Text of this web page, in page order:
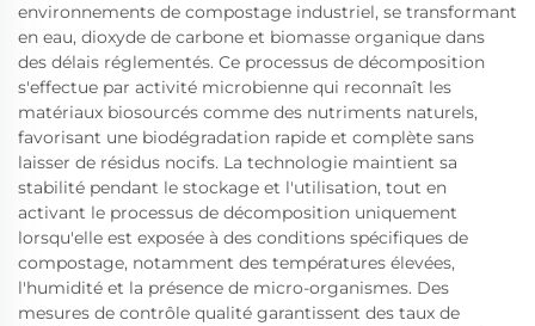
environnements de compostage industriel, se transformant
en eau, dioxyde de carbone et biomasse organique dans
des délais réglementés. Ce processus de décomposition
s'effectue par activité microbienne qui reconnaît les
matériaux biosourcés comme des nutriments naturels,
favorisant une biodégradation rapide et complète sans
laisser de résidus nocifs. La technologie maintient sa
stabilité pendant le stockage et l'utilisation, tout en
activant le processus de décomposition uniquement
lorsqu'elle est exposée à des conditions spécifiques de
compostage, notamment des températures élevées,
l'humidité et la présence de micro-organismes. Des
mesures de contrôle qualité garantissent des taux de